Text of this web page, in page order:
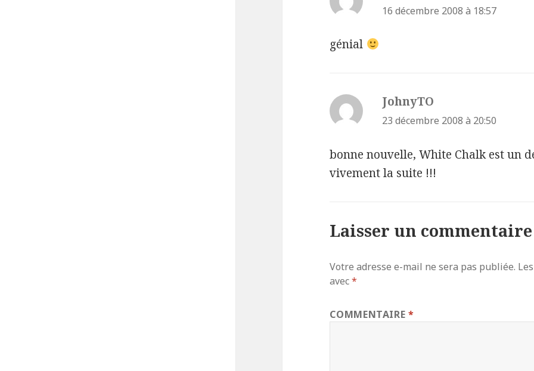
16 décembre 2008 à 18:57
génial
JohnyTO
23 décembre 2008 à 20:50
bonne nouvelle, White Chalk est un
vivement la suite !!!
Laisser un commentaire
Votre adresse e-mail ne sera pas publiée.
avec*
COMMENTAIRE*